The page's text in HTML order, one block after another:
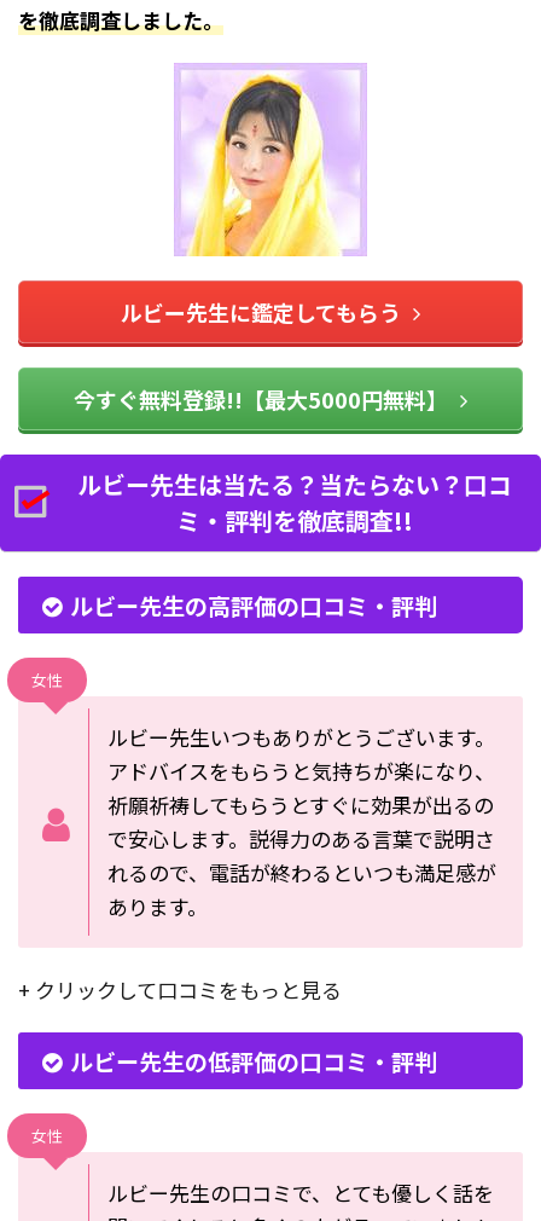
を徹底調査しました。
ルビー先生に鑑定してもらう
今すぐ無料登録!!【最大5000円無料】
ルビー先生は当たる？当たらない？口コ
ミ・評判を徹底調査!!
ルビー先生の高評価の口コミ・評判
女性
ルビー先生いつもありがとうございます。
アドバイスをもらうと気持ちが楽になり、
祈願祈祷してもらうとすぐに効果が出るの
で安心します。説得力のある言葉で説明さ
れるので、電話が終わるといつも満足感が
あります。
+ クリックして口コミをもっと見る
ルビー先生の低評価の口コミ・評判
女性
ルビー先生の口コミで、とても優しく話を